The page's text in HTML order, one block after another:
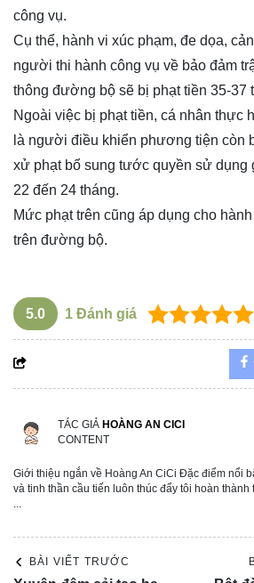
công vụ.
Cụ thể, hành vi xúc phạm, đe dọa,
người thi hành công vụ về bảo đảm
thông đường bộ sẽ bị phạt tiền 35-37
Ngoài việc bị phạt tiền, cá nhân thực
là người điều khiển phương tiện còn
xử phạt bổ sung tước quyền sử dụng
22 đến 24 tháng.
Mức phạt trên cũng áp dụng cho
trên đường bộ.
5.0 1 Đánh giá
TÁC GIẢ HOÀNG AN CICI
CONTENT
Giới thiệu ngắn về Hoàng An CiCi Đặc điểm nổi
và tinh thần cầu tiến luôn thúc đẩy tôi hoàn thành
...
BÀI VIẾT TRƯỚC